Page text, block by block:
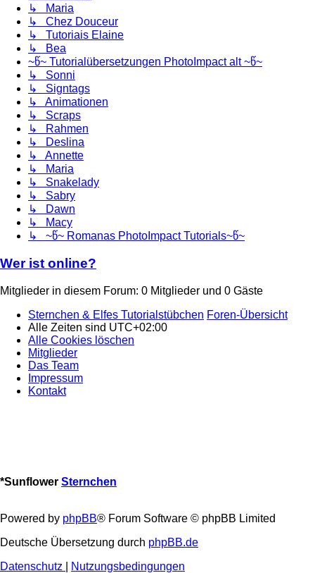
↳ Maria
↳ Chez Douceur
↳ Tutoriais Elaine
↳ Bea
~წ~ Tutorialübersetzungen PhotoImpact alt ~წ~
↳ Sonni
↳ Signtags
↳ Animationen
↳ Scraps
↳ Rahmen
↳ Deslina
↳ Annette
↳ Maria
↳ Snakelady
↳ Sabry
↳ Dawn
↳ Macy
↳ ~წ~ Romanas PhotoImpact Tutorials~წ~
Wer ist online?
Mitglieder in diesem Forum: 0 Mitglieder und 0 Gäste
Sternchen & Elfes Tutorialstübchen Foren-Übersicht
Alle Zeiten sind UTC+02:00
Alle Cookies löschen
Mitglieder
Das Team
Impressum
Kontakt
*Sunflower Sternchen
Powered by phpBB® Forum Software © phpBB Limited
Deutsche Übersetzung durch phpBB.de
Datenschutz
Nutzungsbedingungen